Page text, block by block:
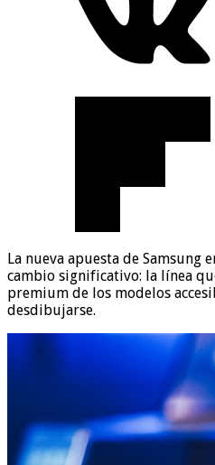
La nueva apuesta de Samsung
cambio significativo: la línea
premium de los modelos
desdibujarse.